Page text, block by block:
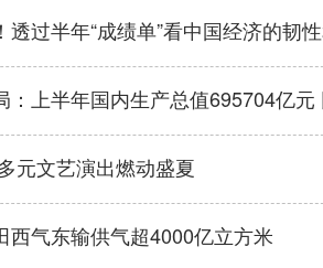
透过半年“成绩单”看中国经济的韧
：上半年国内生产总值695704亿
元文艺演出燃动盛夏
西气东输供气超4000亿立方米